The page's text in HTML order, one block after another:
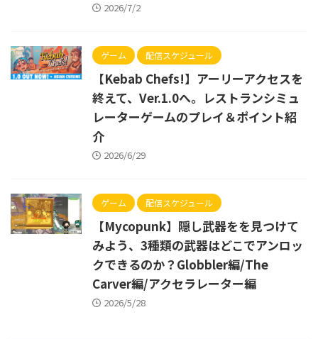
2026/7/2
ゲーム 配信スケジュール
【Kebab Chefs!】アーリーアクセスを
終えて、Ver.1.0へ。レストランシミュ
レーターゲームのプレイ＆ポイント紹
介
2026/6/29
ゲーム 配信スケジュール
【Mycopunk】隠し武器をを見つけて
みよう、3種類の武器はどこでアンロッ
クできるのか？Globbler編/The
Carver編/アクセラレーター編
2026/5/28